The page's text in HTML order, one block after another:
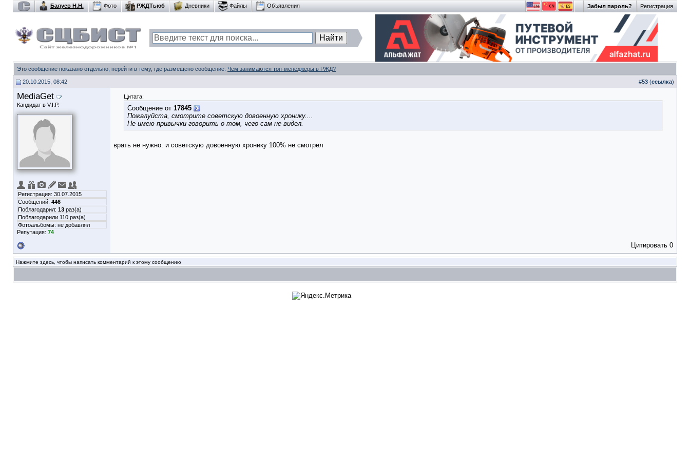
Регистрация
Забыл пароль?
Балуев Н.Н. Фото РЖДТьюб Дневники Файлы Объявления
Это сообщение показано отдельно, перейти в тему, где размещено сообщение: Чем занимаются топ-менеджеры в РЖД?
20.10.2015, 08:42 #53 (ссылка)
MediaGet
Кандидат в V.I.P.
Регистрация: 30.07.2015
Сообщений: 446
Поблагодарил: 13 раз(а)
Поблагодарили 110 раз(а)
Фотоальбомы: не добавлял
Репутация: 74
Цитата:
Сообщение от 17845
Пожалуйста, смотрите советскую довоенную хронику....
Не имею привычки говорить о том, чего сам не видел.
врать не нужно. и советскую довоенную хронику 100% не смотрел
Цитировать 0
Нажмите здесь, чтобы написать комментарий к этому сообщению